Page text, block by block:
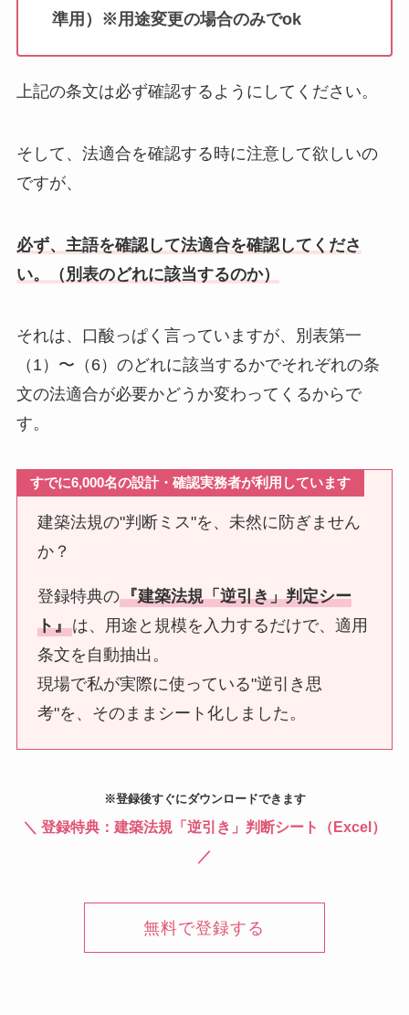
準用）※用途変更の場合のみでok
上記の条文は必ず確認するようにしてください。
そして、法適合を確認する時に注意して欲しいの
ですが、
必ず、主語を確認して法適合を確認してくださ
い。（別表のどれに該当するのか）
それは、口酸っぱく言っていますが、別表第一
（1）〜（6）のどれに該当するかでそれぞれの条
文の法適合が必要かどうか変わってくるからで
す。
すでに6,000名の設計・確認実務者が利用しています
建築法規の"判断ミス"を、未然に防ぎません
か？
登録特典の『建築法規「逆引き」判定シー
ト』は、用途と規模を入力するだけで、適用
条文を自動抽出。
現場で私が実際に使っている"逆引き思
考"を、そのままシート化しました。
※登録後すぐにダウンロードできます
＼ 登録特典：建築法規「逆引き」判断シート（Excel）
／
無料で登録する